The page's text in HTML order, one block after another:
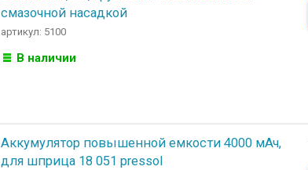
смазочной насадкой
артикул: 5100
В наличии
Аккумулятор повышенной емкости 4000 мАч,
для шприца 18 051 pressol